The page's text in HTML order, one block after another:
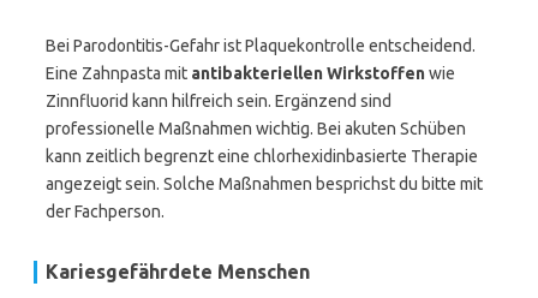
Bei Parodontitis-Gefahr ist Plaquekontrolle entscheidend.
Eine Zahnpasta mit antibakteriellen Wirkstoffenwie
Zinnfluorid kann hilfreich sein. Ergänzend sind
professionelle Maßnahmen wichtig. Bei akuten Schüben
kann zeitlich begrenzt eine chlorhexidinbasierte Therapie
angezeigt sein. Solche Maßnahmen besprichst du bitte mit
der Fachperson.
Kariesgefährdete Menschen